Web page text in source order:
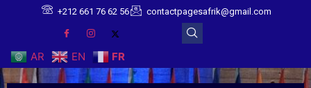
+212 661 76 62 56 contactpagesafrik@gmail.com
AR EN FR